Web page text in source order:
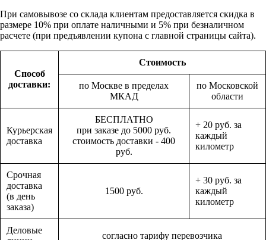
При самовывозе со склада клиентам предоставляется скидка в
размере 10% при оплате наличными и 5% при безналичном
расчете (при предъявлении купона с главной страницы сайта).
Способ
доставки:
Стоимость
по Москве в пределах
МКАД
по Московской
области
Курьерская
доставка
БЕСПЛАТНО
при заказе до 5000 руб.
стоимость доставки - 400
руб.
+ 20 руб. за
каждый
километр
Срочная
доставка
(в день
заказа)
1500 руб.
+ 30 руб. за
каждый
километр
Деловые
согласно тарифу перевозчика